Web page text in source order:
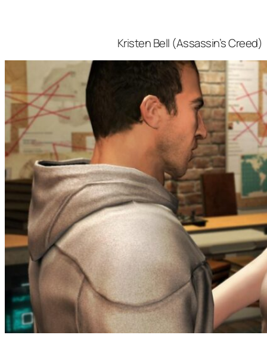
Kristen Bell (Assassin’s Creed)